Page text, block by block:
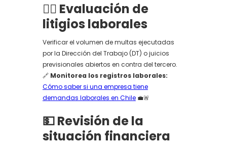
👷‍♂️ Evaluación de
litigios laborales
Verificar el volumen de multas ejecutadas
por la Dirección del Trabajo (DT) o juicios
previsionales abiertos en contra del tercero.
🔗 Monitorea los registros laborales:
Cómo saber si una empresa tiene
demandas laborales en Chile 💼🚨
💵 Revisión de la
situación financiera